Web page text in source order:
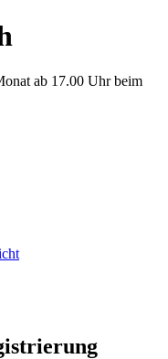
ab 17.00 Uhr beim